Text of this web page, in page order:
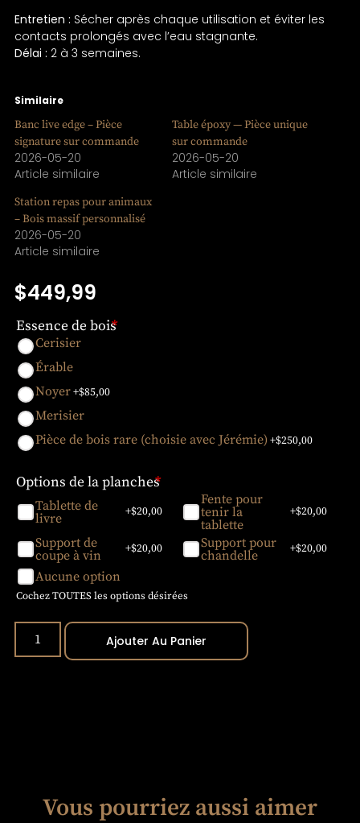
Entretien : Sécher après chaque utilisation et éviter les
contacts prolongés avec l’eau stagnante.
Délai : 2 à 3 semaines.
Similaire
Banc live edge – Pièce
signature sur commande
2026-05-20
Article similaire
Table époxy — Pièce unique
sur commande
2026-05-20
Article similaire
Station repas pour animaux
– Bois massif personnalisé
2026-05-20
Article similaire
$449,99
Essence de bois*
Cerisier
Érable
Noyer+$85,00
Merisier
Pièce de bois rare (choisie avec Jérémie) +$250,00
Options de la planches*
Tablette de
livre
+$20,00
Fente pour
tenir la
tablette
+$20,00
Support de
coupe à vin
+$20,00
Support pour
chandelle
+$20,00
Aucune option
Cochez TOUTES les options désirées
Ajouter Au Panier
Vous pourriez aussi aimer